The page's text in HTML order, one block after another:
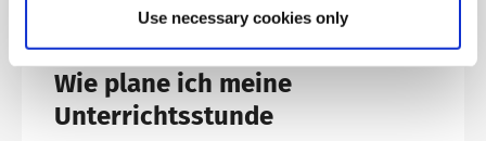
Use necessary cookies only
18.04.2023 | Didaktik bei DaF
Wie plane ich meine
Unterrichtsstunde